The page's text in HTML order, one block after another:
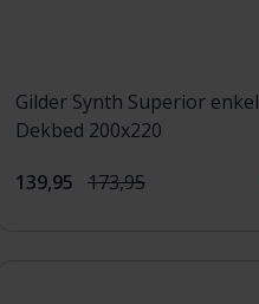
Gilder Synth Superior enkel
Dekbed 200x220
139,95 173,95